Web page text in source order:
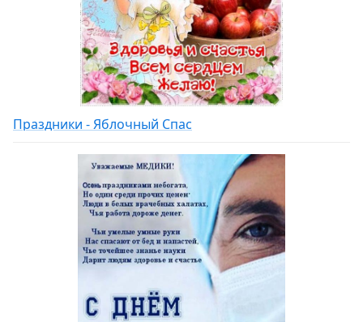
Праздники - Яблочный Спас